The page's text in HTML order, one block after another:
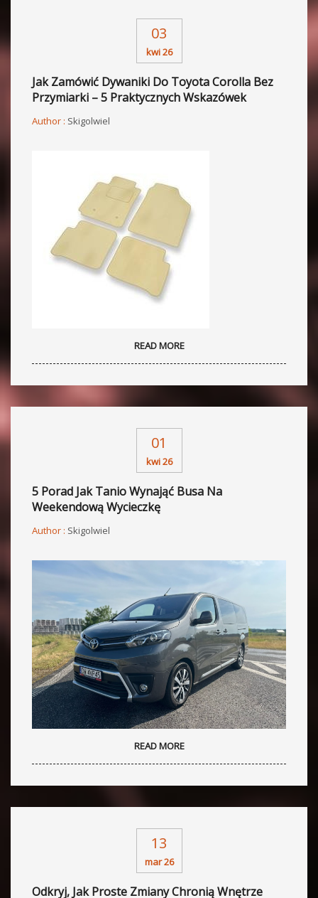
03
kwi 26
Jak Zamówić Dywaniki Do Toyota Corolla Bez
Przymiarki – 5 Praktycznych Wskazówek
Author : Skigolwiel
READ MORE
01
kwi 26
5 Porad Jak Tanio Wynająć Busa Na
Weekendową Wycieczkę
Author : Skigolwiel
READ MORE
13
mar 26
Odkryj, Jak Proste Zmiany Chronią Wnętrze